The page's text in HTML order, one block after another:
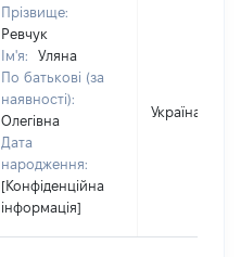
Прізвище:
Ревчук
Ім'я:
Уляна
По батькові (за
наявності):
Олегівна
Дата
народження:
[Конфіденційна
інформація]
Україна